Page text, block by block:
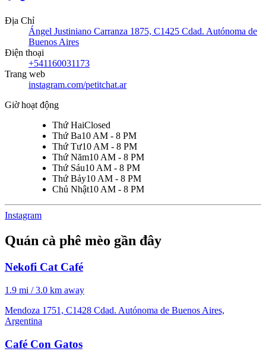
Địa Chỉ
Ángel Justiniano Carranza 1875, C1425 Cdad. Autónoma de
Buenos Aires
Điện thoại
+541160031173
Trang web
instagram.com/petitchat.ar
Giờ hoạt động
Thứ HaiClosed
Thứ Ba10 AM - 8 PM
Thứ Tư10 AM - 8 PM
Thứ Năm10 AM - 8 PM
Thứ Sáu10 AM - 8 PM
Thứ Bảy10 AM - 8 PM
Chủ Nhật10 AM - 8 PM
Instagram
Quán cà phê mèo gần đây
Nekofi Cat Café
1.9 mi / 3.0 km away
Mendoza 1751, C1428 Cdad. Autónoma de Buenos Aires,
Argentina
Café Con Gatos